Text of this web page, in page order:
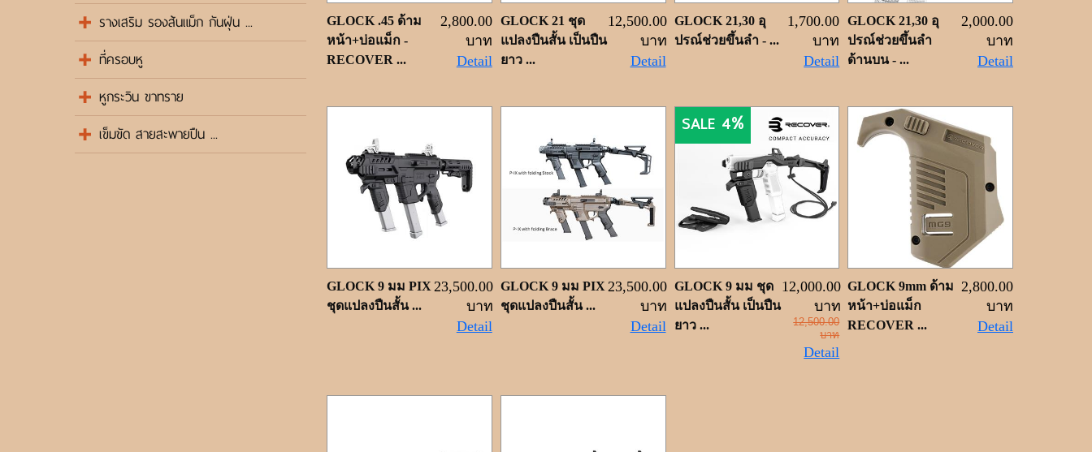
รางเสริม รองส้นแม็ก กันฝุ่น ...
ที่ครอบหู
หูกระวิน ขาทราย
เข็มขัด สายสะพายปืน ...
GLOCK .45 ด้าม
หน้า+บ่อแม็ก -
RECOVER ...
2,800.00
บาท
Detail
GLOCK 21 ชุด
แปลงปืนสั้น เป็นปืน
ยาว ...
12,500.00
บาท
Detail
GLOCK 21,30 อุ
ปรณ์ช่วยขึ้นลำ - ...
1,700.00
บาท
Detail
GLOCK 21,30 อุ
ปรณ์ช่วยขึ้นลำ
ด้านบน - ...
2,000.00
บาท
Detail
GLOCK 9 มม PIX
ชุดแปลงปืนสั้น ...
23,500.00
บาท
Detail
GLOCK 9 มม PIX
ชุดแปลงปืนสั้น ...
23,500.00
บาท
Detail
SALE 4%
GLOCK 9 มม ชุด
แปลงปืนสั้น เป็นปืน
ยาว ...
12,000.00
บาท
12,500.00
บาท
Detail
GLOCK 9mm ด้าม
หน้า+บ่อแม็ก
RECOVER ...
2,800.00
บาท
Detail